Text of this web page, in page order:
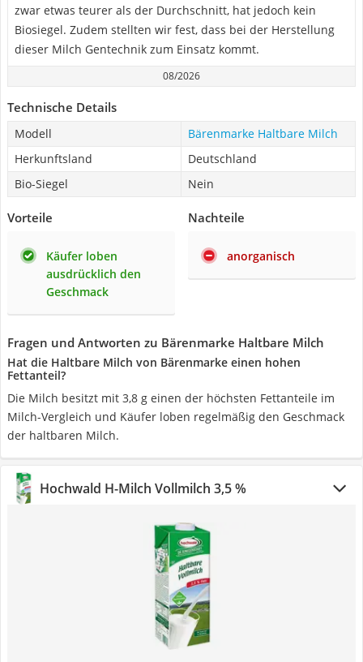
zwar etwas teurer als der Durchschnitt, hat jedoch kein
Biosiegel. Zudem stellten wir fest, dass bei der Herstellung
dieser Milch Gentechnik zum Einsatz kommt.
08/2026
Technische Details
Modell
Bärenmarke Haltbare Milch
Herkunftsland
Deutschland
Bio-Siegel
Nein
Vorteile
Käufer loben
ausdrücklich den
Geschmack
Nachteile
anorganisch
Fragen und Antworten zu Bärenmarke Haltbare Milch
Hat die Haltbare Milch von Bärenmarke einen hohen
Fettanteil?
Die Milch besitzt mit 3,8 g einen der höchsten Fettanteile im
Milch-Vergleich und Käufer loben regelmäßig den Geschmack
der haltbaren Milch.
Hochwald H-Milch Vollmilch 3,5 %